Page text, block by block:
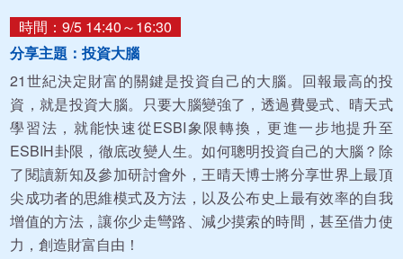
時間：9/5 14:40～16:30
分享主題：投資大腦
21世紀決定財富的關鍵是投資自己的大腦。回報最高的投
資，就是投資大腦。只要大腦變強了，透過費曼式、晴天式
學習法，就能快速從ESBI象限轉換，更進一步地提升至
ESBIH卦限，徹底改變人生。如何聰明投資自己的大腦？除
了閱讀新知及參加研討會外，王晴天博士將分享世界上最頂
尖成功者的思維模式及方法，以及公布史上最有效率的自我
增值的方法，讓你少走彎路、減少摸索的時間，甚至借力使
力，創造財富自由！